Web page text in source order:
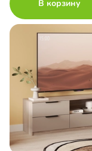
В корзину